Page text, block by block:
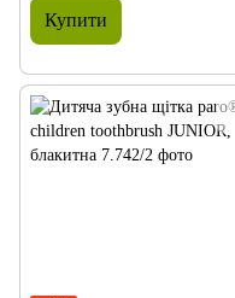
поліетиленовій упаковці,
салатова
Купити